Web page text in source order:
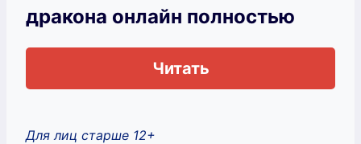
дракона онлайн полностью
Читать
Для лиц старше 12+